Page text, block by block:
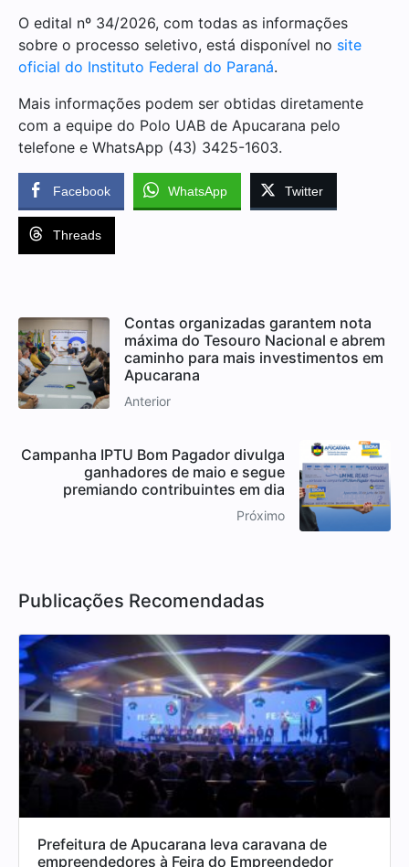
O edital nº 34/2026, com todas as informações
sobre o processo seletivo, está disponível no site
oficial do Instituto Federal do Paraná.
Mais informações podem ser obtidas diretamente
com a equipe do Polo UAB de Apucarana pelo
telefone e WhatsApp (43) 3425-1603.
Facebook WhatsApp Twitter
Threads
Contas organizadas garantem nota
máxima do Tesouro Nacional e abrem
caminho para mais investimentos em
Apucarana
Anterior
Campanha IPTU Bom Pagador divulga
ganhadores de maio e segue
premiando contribuintes em dia
Próximo
Publicações Recomendadas
Prefeitura de Apucarana leva caravana de
empreendedores à Feira do Empreendedor